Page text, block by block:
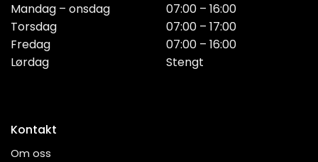
Mandag – onsdag
Torsdag
Fredag
Lørdag
07:00 – 16:00
07:00 – 17:00
07:00 – 16:00
Stengt
Kontakt
Om oss